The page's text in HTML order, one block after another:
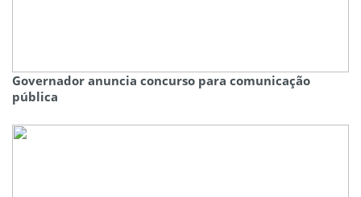
Governador anuncia concurso para comunicação
pública